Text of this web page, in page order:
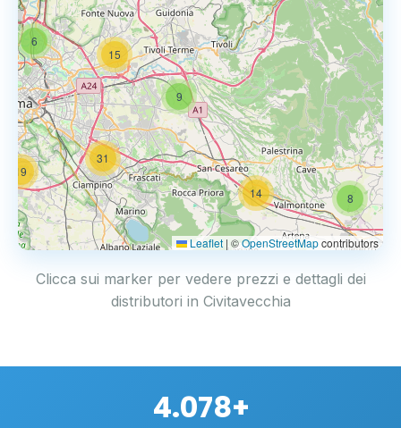
6
19
15
9
31
8
14
Leaflet | ©OpenStreetMapcontributors
Clicca sui marker per vedere prezzi e dettagli dei
distributori in Civitavecchia
4.078+